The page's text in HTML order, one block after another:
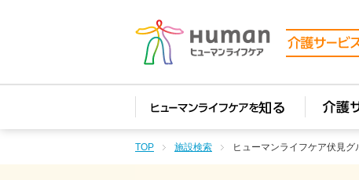
TOP 施設検索 ヒューマンライフケア伏見グ